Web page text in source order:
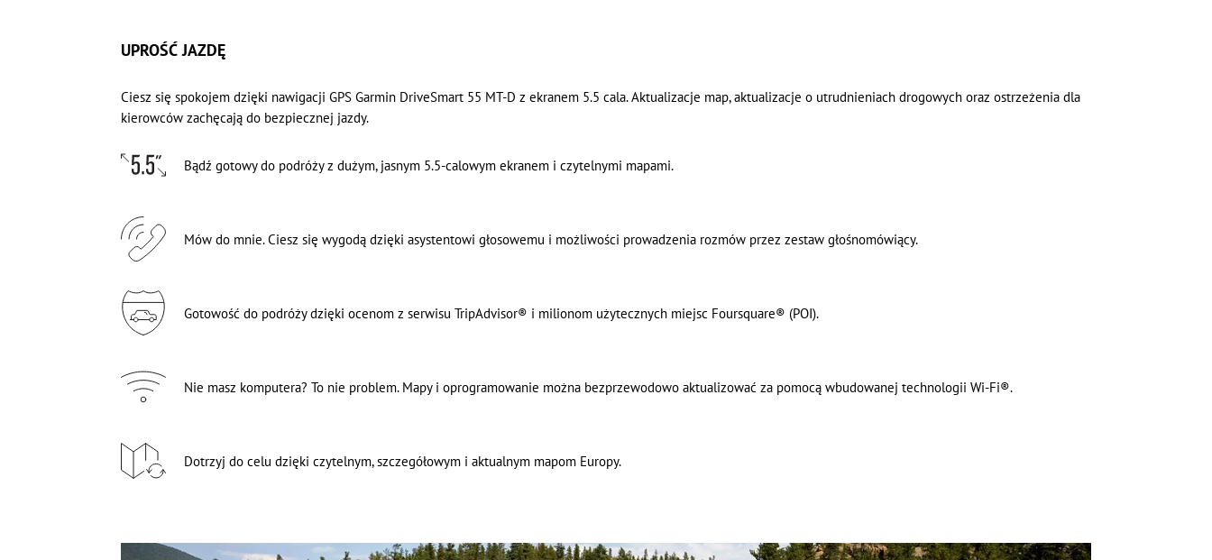
UPROŚĆ JAZDĘ
Ciesz się spokojem dzięki nawigacji GPS Garmin DriveSmart 55 MT-D z ekranem 5.5 cala. Aktualizacje map, aktualizacje o utrudnieniach drogowych oraz ostrzeżenia dla
kierowców zachęcają do bezpiecznej jazdy.
Bądź gotowy do podróży z dużym, jasnym 5.5-calowym ekranem i czytelnymi mapami.
Mów do mnie. Ciesz się wygodą dzięki asystentowi głosowemu i możliwości prowadzenia rozmów przez zestaw głośnomówiący.
Gotowość do podróży dzięki ocenom z serwisu TripAdvisor® i milionom użytecznych miejsc Foursquare® (POI).
Nie masz komputera? To nie problem. Mapy i oprogramowanie można bezprzewodowo aktualizować za pomocą wbudowanej technologii Wi-Fi®.
Dotrzyj do celu dzięki czytelnym, szczegółowym i aktualnym mapom Europy.